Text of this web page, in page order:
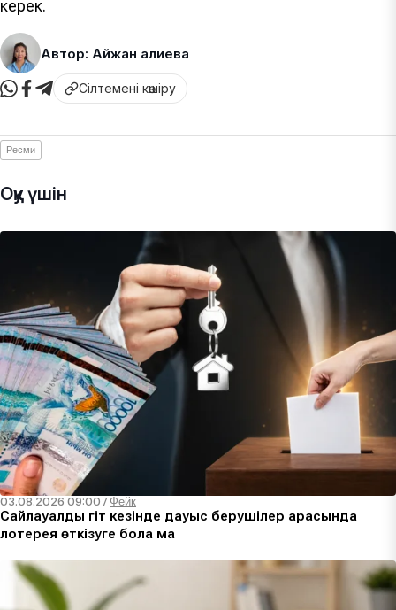
керек.
Автор: Айжан Қалиева
Сілтемені көшіру
Ресми
Оқу үшін
03.08.2026 09:00 /Фейк
Сайлауалды үгіт кезінде дауыс берушілер арасында
лотерея өткізуге бола ма